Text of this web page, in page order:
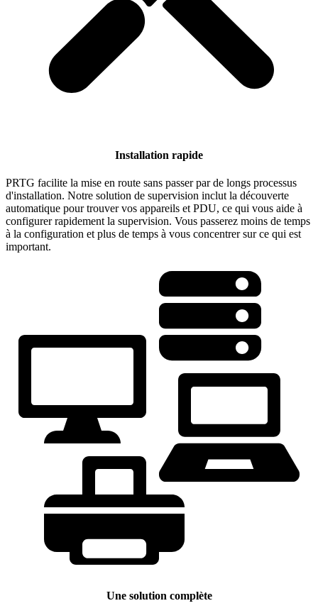
Installation rapide
PRTG facilite la mise en route sans passer par de longs processus
d'installation. Notre solution de supervision inclut la découverte
automatique pour trouver vos appareils et PDU, ce qui vous aide à
configurer rapidement la supervision. Vous passerez moins de temps
à la configuration et plus de temps à vous concentrer sur ce qui est
important.
Une solution complète